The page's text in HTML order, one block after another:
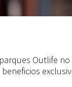
Outlife